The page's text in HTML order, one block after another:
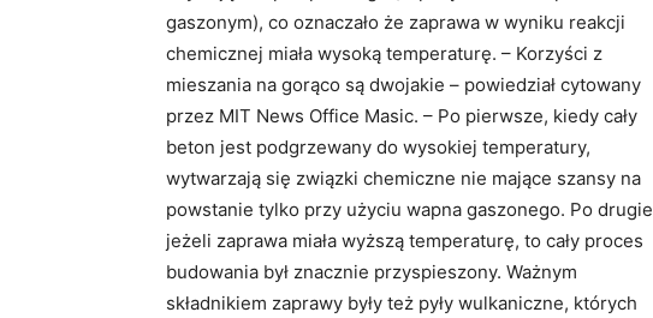
gaszonym), co oznaczało że zaprawa w wyniku reakcji
chemicznej miała wysoką temperaturę. – Korzyści z
mieszania na gorąco są dwojakie – powiedział cytowany
przez MIT News Office Masic. – Po pierwsze, kiedy cały
beton jest podgrzewany do wysokiej temperatury,
wytwarzają się związki chemiczne nie mające szansy na
powstanie tylko przy użyciu wapna gaszonego. Po drugie
jeżeli zaprawa miała wyższą temperaturę, to cały proces
budowania był znacznie przyspieszony. Ważnym
składnikiem zaprawy były też pyły wulkaniczne, których